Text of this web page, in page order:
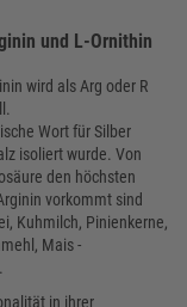
und L-Ornithin
wird als Arg oder R
Wort für Silber
isoliert wurde. Von
den höchsten
vorkommt sind
Kuhmilch, Pinienkerne,
Mais -
in ihrer